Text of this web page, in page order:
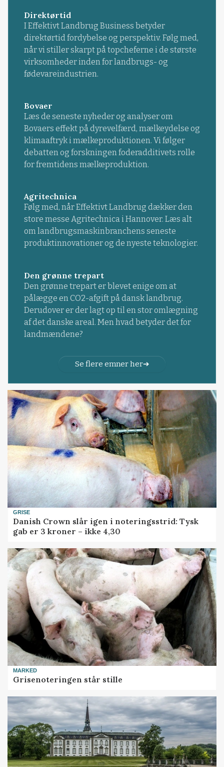
Direktørtid
I Effektivt Landbrug Business betyder
direktørtid fordybelse og perspektiv. Følg med,
når vi stiller skarpt på topcheferne i de største
virksomheder inden for landbrugs- og
fødevareindustrien.
Bovaer
Læs de seneste nyheder og analyser om
Bovaers effekt på dyrevelfærd, mælkeydelse og
klimaaftryk i mælkeproduktionen. Vi følger
debatten og forskningen foderadditivets rolle
for fremtidens mælkeproduktion.
Agritechnica
Følg med, når Effektivt Landbrug dækker den
store messe Agritechnica i Hannover. Læs alt
om landbrugsmaskinbranchens seneste
produktinnovationer og de nyeste teknologier.
Den grønne trepart
Den grønne trepart er blevet enige om at
pålægge en CO2-afgift på dansk landbrug.
Derudover er der lagt op til en stor omlægning
af det danske areal. Men hvad betyder det for
landmændene?
Se flere emner her
GRISE
Danish Crown slår igen i noteringsstrid: Tysk
gab er 3 kroner – ikke 4,30
MARKED
Grisenoteringen står stille